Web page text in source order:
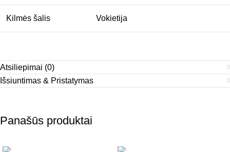
Kilmės šalis Vokietija
Atsiliepimai (0)
Išsiuntimas & Pristatymas
Panašūs produktai